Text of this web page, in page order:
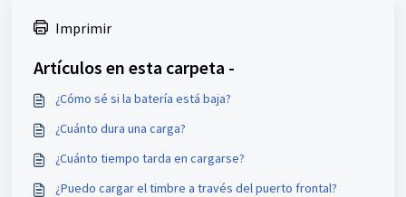
Imprimir
Artículos en esta carpeta -
¿Cómo sé si la batería está baja?
¿Cuánto dura una carga?
¿Cuánto tiempo tarda en cargarse?
¿Puedo cargar el timbre a través del puerto frontal?